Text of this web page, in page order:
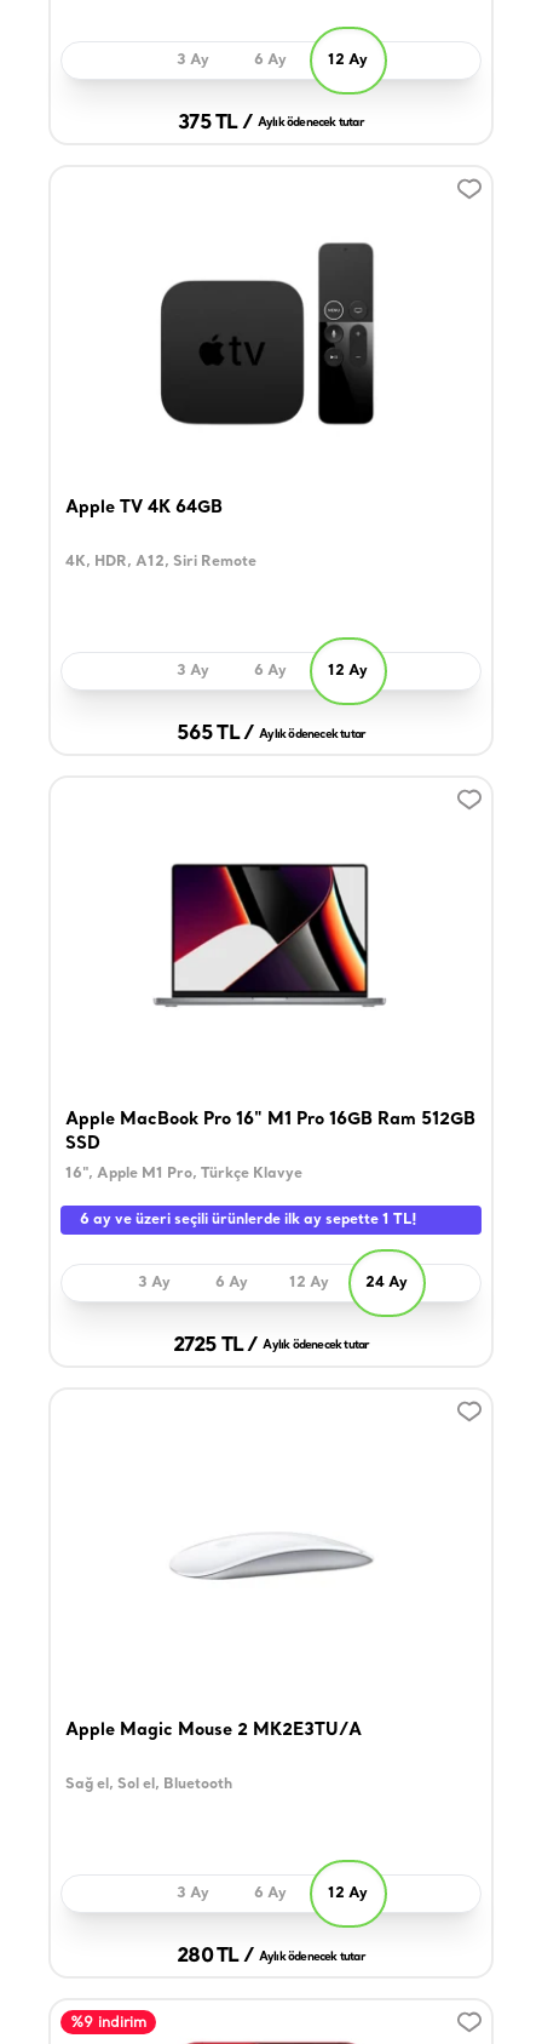
3 Ay 6 Ay 12 Ay
375 TL / Aylık ödenecek tutar
Apple TV 4K 64GB
4K, HDR, A12, Siri Remote
3 Ay 6 Ay 12 Ay
565 TL / Aylık ödenecek tutar
Apple MacBook Pro 16" M1 Pro 16GB Ram 512GB
SSD
16", Apple M1 Pro, Türkçe Klavye
6 ay ve üzeri seçili ürünlerde ilk ay sepette 1 TL!
3 Ay 6 Ay 12 Ay 24 Ay
2725 TL / Aylık ödenecek tutar
Apple Magic Mouse 2 MK2E3TU/A
Sağ el, Sol el, Bluetooth
3 Ay 6 Ay 12 Ay
280 TL / Aylık ödenecek tutar
%9 indirim